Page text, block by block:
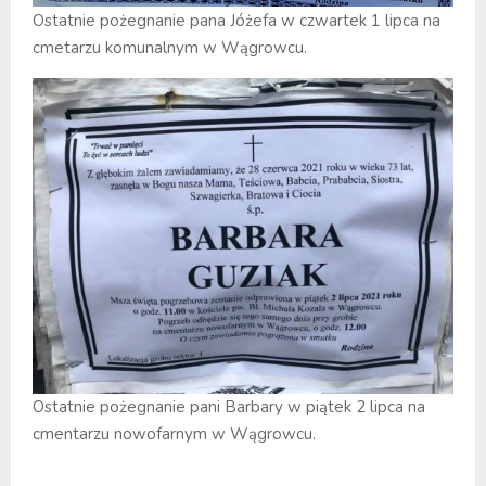
Ostatnie pożegnanie pana Jóżefa w czwartek 1 lipca na
cmetarzu komunalnym w Wągrowcu.
Ostatnie pożegnanie pani Barbary w piątek 2 lipca na
cmentarzu nowofarnym w Wągrowcu.